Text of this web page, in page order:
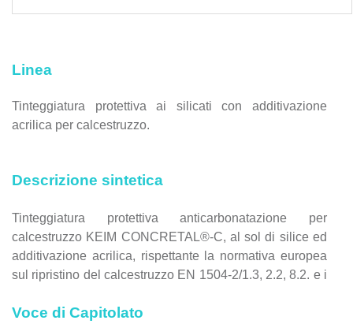
Linea
Tinteggiatura protettiva ai silicati con additivazione
acrilica per calcestruzzo.
Descrizione sintetica
Tinteggiatura protettiva anticarbonatazione per
calcestruzzo KEIM CONCRETAL®-C, al sol di silice ed
additivazione acrilica, rispettante la normativa europea
sul ripristino del calcestruzzo EN 1504-2/1.3, 2.2, 8.2. e i
Voce di Capitolato